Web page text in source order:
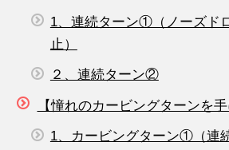
1、連続ターン①（ノーズド
止）
２、連続ターン②
【憧れのカービングターンを手
1、カービングターン①（連